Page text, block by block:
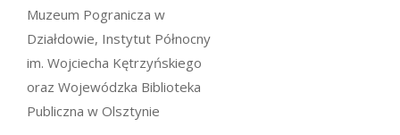
Muzeum Pogranicza w
Działdowie, Instytut Północny
im. Wojciecha Kętrzyńskiego
oraz Wojewódzka Biblioteka
Publiczna w Olsztynie